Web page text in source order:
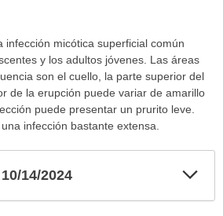
infección micótica superficial común
y los adultos jóvenes. Las áreas
son el cuello, la parte superior del
de la erupción puede variar de amarillo
puede presentar un prurito leve.
infección bastante extensa.
14/2024